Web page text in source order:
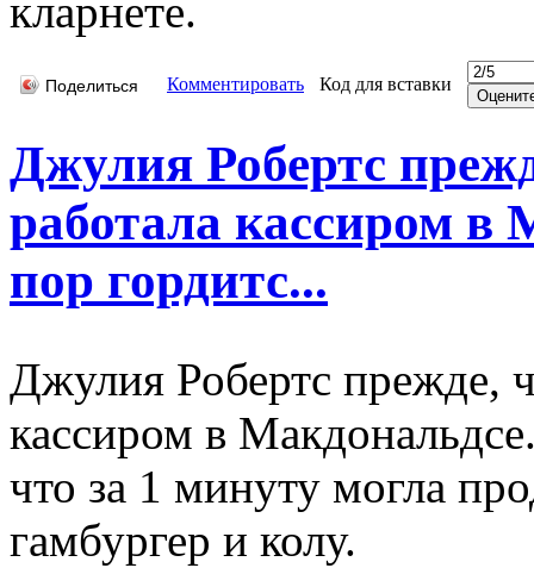
кларнете.
Поделиться Комментировать Код для вставки
Джулия Робертс
работала кассиром в
пор гордитс...
Джулия Робертс прежде,
кассиром в
что за 1 минуту могла
гамбургер и колу.